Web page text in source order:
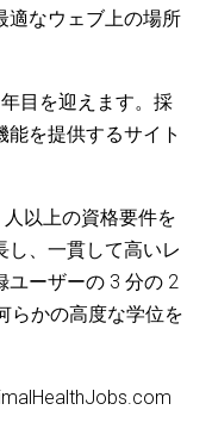
適なウェブ上の場所
目を迎えます。採
を提供するサイト
以上の資格要件を
し、一貫して高いレ
ユーザーの 3 分の 2
らかの高度な学位を